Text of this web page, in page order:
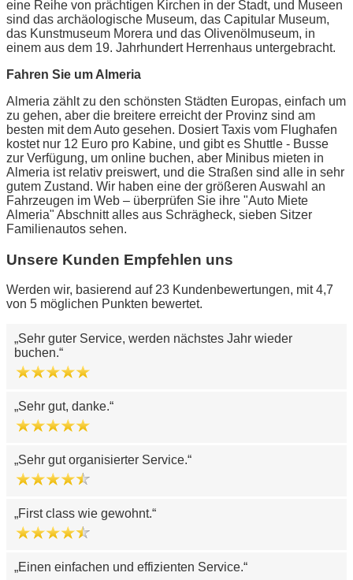
eine Reihe von prächtigen Kirchen in der Stadt, und Museen
sind das archäologische Museum, das Capitular Museum,
das Kunstmuseum Morera und das Olivenölmuseum, in
einem aus dem 19. Jahrhundert Herrenhaus untergebracht.
Fahren Sie um Almeria
Almeria zählt zu den schönsten Städten Europas, einfach um
zu gehen, aber die breitere erreicht der Provinz sind am
besten mit dem Auto gesehen. Dosiert Taxis vom Flughafen
kostet nur 12 Euro pro Kabine, und gibt es Shuttle - Busse
zur Verfügung, um online buchen, aber Minibus mieten in
Almeria ist relativ preiswert, und die Straßen sind alle in sehr
gutem Zustand. Wir haben eine der größeren Auswahl an
Fahrzeugen im Web – überprüfen Sie ihre "Auto Miete
Almeria" Abschnitt alles aus Schrägheck, sieben Sitzer
Familienautos sehen.
Unsere Kunden Empfehlen uns
Werden wir, basierend auf 23 Kundenbewertungen, mit 4,7
von 5 möglichen Punkten bewertet.
Sehr guter Service, werden nächstes Jahr wieder
buchen.
Sehr gut, danke.
Sehr gut organisierter Service.
First class wie gewohnt.
Einen einfachen und effizienten Service.